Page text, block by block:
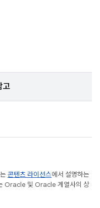
고
콘텐츠 라이선스에서 설명하는
Oracle 및 Oracle 계열사의 상